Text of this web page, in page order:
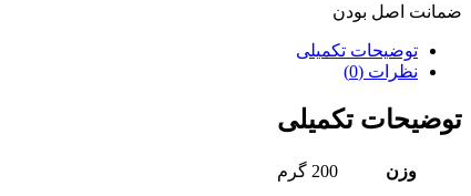
ضمانت اصل بودن
توضیحات تکمیلی
نظرات (0)
توضیحات تکمیلی
وزن 200 گرم